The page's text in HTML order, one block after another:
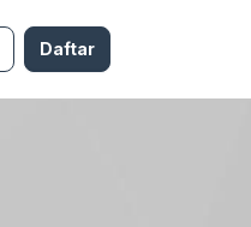
Daftar